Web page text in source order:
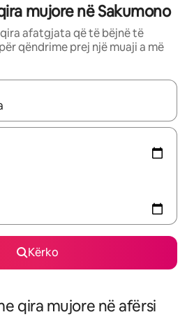
mujore në Sakumono
afatgjata që të bëjnë të
qëndrime prej një muaji a më
të disponueshme, lëviz me butonat e
Kërko
qira mujore në afërsi